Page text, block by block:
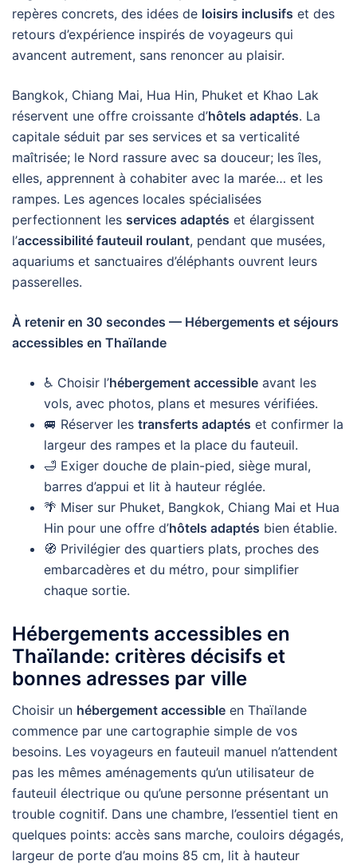
repères concrets, des idées de loisirs inclusifs et des
retours d’expérience inspirés de voyageurs qui
avancent autrement, sans renoncer au plaisir.
Bangkok, Chiang Mai, Hua Hin, Phuket et Khao Lak
réservent une offre croissante d’hôtels adaptés. La
capitale séduit par ses services et sa verticalité
maîtrisée; le Nord rassure avec sa douceur; les îles,
elles, apprennent à cohabiter avec la marée… et les
rampes. Les agences locales spécialisées
perfectionnent les services adaptés et élargissent
l’accessibilité fauteuil roulant, pendant que musées,
aquariums et sanctuaires d’éléphants ouvrent leurs
passerelles.
À retenir en 30 secondes — Hébergements et séjours
accessibles en Thaïlande
♿ Choisir l’hébergement accessible avant les
vols, avec photos, plans et mesures vérifiées.
🚐 Réserver les transferts adaptés et confirmer la
largeur des rampes et la place du fauteuil.
🛁 Exiger douche de plain-pied, siège mural,
barres d’appui et lit à hauteur réglée.
🌴 Miser sur Phuket, Bangkok, Chiang Mai et Hua
Hin pour une offre d’hôtels adaptés bien établie.
🧭 Privilégier des quartiers plats, proches des
embarcadères et du métro, pour simplifier
chaque sortie.
Hébergements accessibles en
Thaïlande: critères décisifs et
bonnes adresses par ville
Choisir un hébergement accessible en Thaïlande
commence par une cartographie simple de vos
besoins. Les voyageurs en fauteuil manuel n’attendent
pas les mêmes aménagements qu’un utilisateur de
fauteuil électrique ou qu’une personne présentant un
trouble cognitif. Dans une chambre, l’essentiel tient en
quelques points: accès sans marche, couloirs dégagés,
largeur de porte d’au moins 85 cm, lit à hauteur